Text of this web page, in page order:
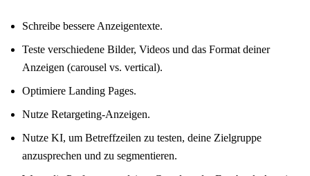
Schreibe bessere Anzeigentexte.
Teste verschiedene Bilder, Videos und das Format deiner
Anzeigen (carousel vs. vertical).
Optimiere Landing Pages.
Nutze Retargeting-Anzeigen.
Nutze KI, um Betreffzeilen zu testen, deine Zielgruppe
anzusprechen und zu segmentieren.